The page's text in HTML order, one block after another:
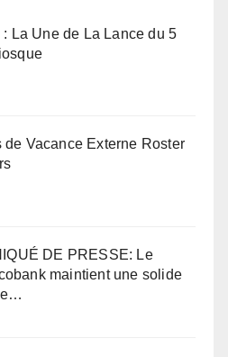
La Une de La Lance du 5
de Vacance Externe Roster
DE PRESSE: Le
maintient une solide